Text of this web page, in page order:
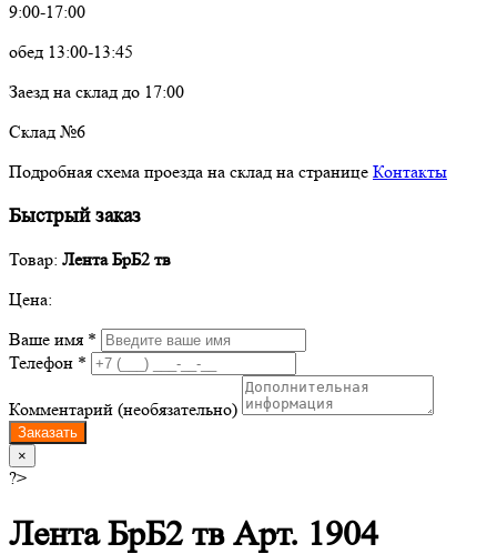
9:00-17:00
обед 13:00-13:45
Заезд на склад до 17:00
Склад №6
Подробная схема проезда на склад на странице Контакты
Быстрый заказ
Товар: Лента БрБ2 тв
Цена:
Ваше имя *
Телефон *
Комментарий (необязательно)
Заказать
×
?>
Лента БрБ2 тв Арт. 1904